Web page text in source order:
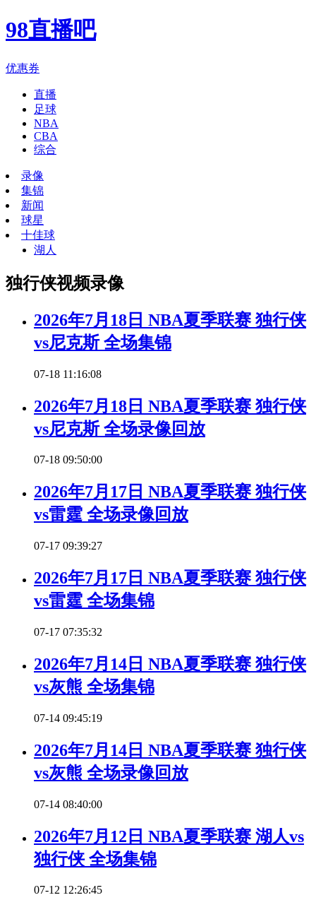
98直播吧
优惠券
直播
足球
NBA
CBA
综合
录像
集锦
新闻
球星
十佳球
湖人
独行侠视频录像
2026年7月18日 NBA夏季联赛 独行侠
vs尼克斯 全场集锦
07-18 11:16:08
2026年7月18日 NBA夏季联赛 独行侠
vs尼克斯 全场录像回放
07-18 09:50:00
2026年7月17日 NBA夏季联赛 独行侠
vs雷霆 全场录像回放
07-17 09:39:27
2026年7月17日 NBA夏季联赛 独行侠
vs雷霆 全场集锦
07-17 07:35:32
2026年7月14日 NBA夏季联赛 独行侠
vs灰熊 全场集锦
07-14 09:45:19
2026年7月14日 NBA夏季联赛 独行侠
vs灰熊 全场录像回放
07-14 08:40:00
2026年7月12日 NBA夏季联赛 湖人vs
独行侠 全场集锦
07-12 12:26:45